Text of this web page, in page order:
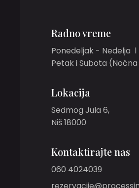
Radno vreme
Ponedeljak - Nedelja
Petak i Subota
Lokacija
Sedmog Jula 6,
Niš 18000
Kontaktirajte nas
060 4024039